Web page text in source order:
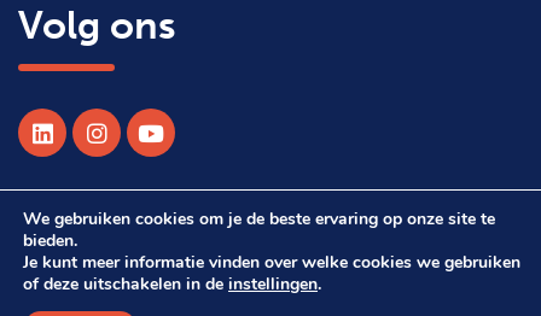
Volg ons
© 2026 Alle rechten voorbehouden WSDH
We gebruiken cookies om je de beste ervaring op onze site te
bieden.
Je kunt meer informatie vinden over welke cookies we gebruiken
of deze uitschakelen in de instellingen.